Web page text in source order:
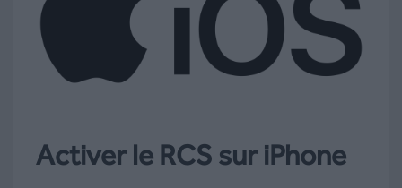
Activer le RCS sur iPhone